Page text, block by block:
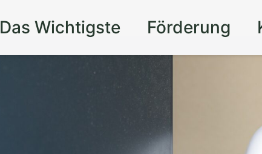
Das Wichtigste Förderung